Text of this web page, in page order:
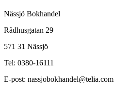
Nässjö Bokhandel
Rådhusgatan 29
571 31 Nässjö
Tel: 0380-16111
E-post: nassjobokhandel@telia.com